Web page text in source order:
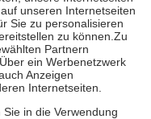
Online-Apotheken.
beträgt die
zehn Euro je
ihre eigene Gesundheit zu
zu unterstützen,